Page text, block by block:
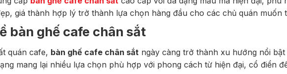
giá thành hợp lý trở thành lựa chọn hàng đầu cho các chủ quán muốn
bàn ghế cafe chân sắt
quán cafe, bàn ghế cafe chân sắt ngày càng trở thành xu hướng nổi
mang lại nhiều lựa chọn phù hợp với phong cách từ hiện đại, cổ điển